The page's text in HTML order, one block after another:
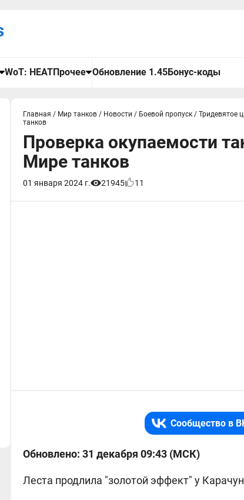
WoT: HEATПрочее Обновление 1.45Бонус-коды
Главная / Мир танков / Новости / Боевой пропуск / Тридевятое
танков
Проверка окупаемости
Мире танков
01 января 2024 г. 21945 11
Сообщество в
Обновлено: 31 декабря 09:43 (МСК)
Леста продлила "золотой эффект" у